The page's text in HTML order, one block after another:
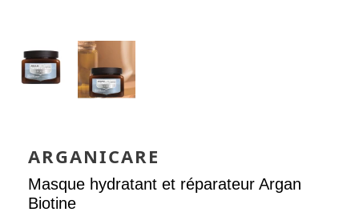
ARGANICARE
Masque hydratant et réparateur Argan
Biotine